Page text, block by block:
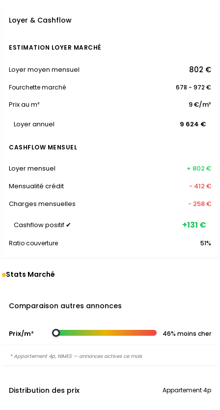
Loyer & Cashflow
ESTIMATION LOYER MARCHÉ
Loyer moyen mensuel 802 €
Fourchette marché 678 - 972 €
Prix au m² 9 €/m²
Loyer annuel 9 624 €
CASHFLOW MENSUEL
Loyer mensuel
+ 802 €
Mensualité crédit
- 412 €
Charges mensuelles
- 258 €
Cashflow positif ✔ +131 €
Ratio couverture 51%
Stats Marché
Comparaison autres annonces
Prix/m² 46% moins cher
* Appartement 4p, NIMES — annonces actives ce mois
Distribution des prix Appartement 4p